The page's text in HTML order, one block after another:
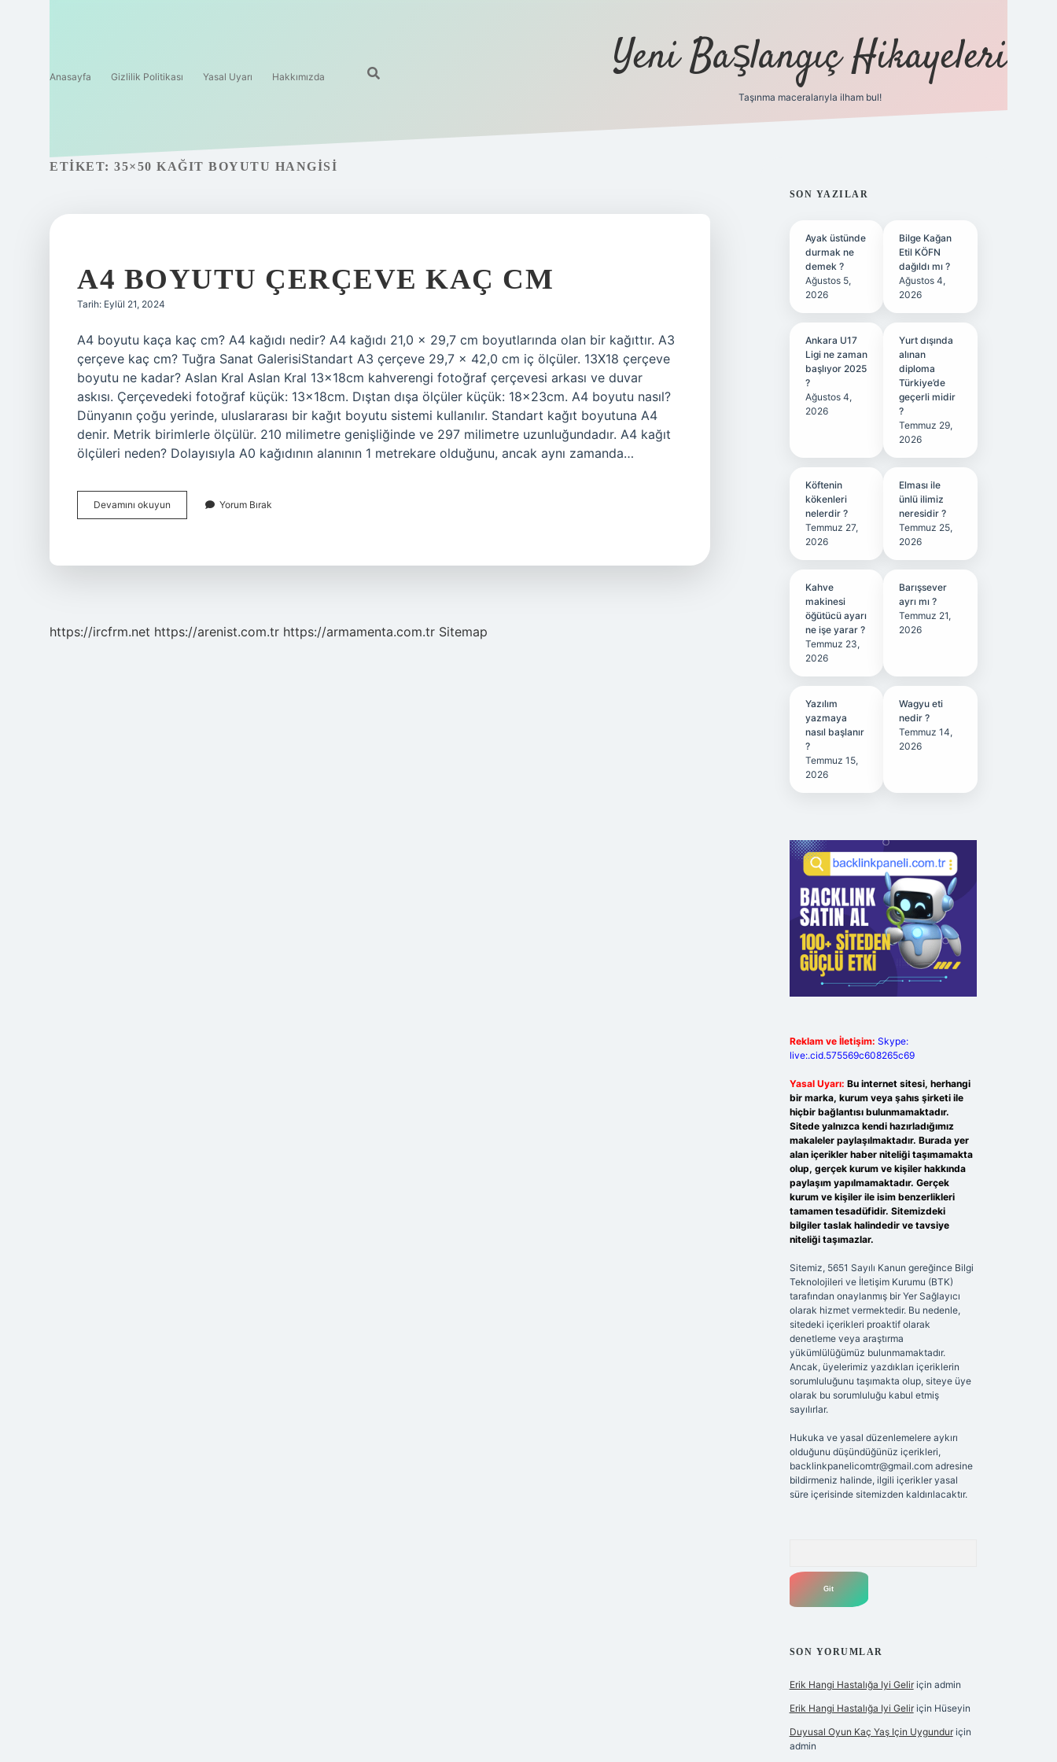
Anasayfa Gizlilik Politikası Yasal Uyarı Hakkımızda Yeni Başlangıç Hikayeleri
Taşınma maceralarıyla ilham bul!
ETIKET: 35×50 KAĞIT BOYUTU HANGISI
A4 BOYUTU ÇERÇEVE KAÇ CM
Tarih: Eylül 21, 2024
A4 boyutu kaça kaç cm? A4 kağıdı nedir? A4 kağıdı 21,0 x 29,7 cm boyutlarında olan bir kağıttır. A3
çerçeve kaç cm? Tuğra Sanat GalerisiStandart A3 çerçeve 29,7 x 42,0 cm iç ölçüler. 13X18 çerçeve
boyutu ne kadar? Aslan Kral Aslan Kral 13x18cm kahverengi fotoğraf çerçevesi arkası ve duvar
askısı. Çerçevedeki fotoğraf küçük: 13x18cm. Dıştan dışa ölçüler küçük: 18x23cm. A4 boyutu nasıl?
Dünyanın çoğu yerinde, uluslararası bir kağıt boyutu sistemi kullanılır. Standart kağıt boyutuna A4
denir. Metrik birimlerle ölçülür. 210 milimetre genişliğinde ve 297 milimetre uzunluğundadır. A4 kağıt
ölçüleri neden? Dolayısıyla A0 kağıdının alanının 1 metrekare olduğunu, ancak aynı zamanda…
Devamını okuyun
Boyutu
Yorum Bırak
https://ircfrm.net https://arenist.com.tr https://armamenta.com.tr Sitemap
SIDEBAR
SON YAZILAR
Ayak üstünde
durmak ne
demek ?
Ağustos 5,
2026
Bilge Kağan
Etil KÖFN
dağıldı mı ?
Ağustos 4,
2026
Ankara U17
Ligi ne zaman
başlıyor 2025
?
Ağustos 4,
2026
Yurt dışında
alınan
diploma
Türkiye’de
geçerli midir
?
Temmuz 29,
2026
Köftenin
kökenleri
nelerdir ?
Temmuz 27,
2026
Elması ile
ünlü ilimiz
neresidir ?
Temmuz 25,
2026
Kahve
makinesi
öğütücü ayarı
ne işe yarar ?
Temmuz 23,
2026
Barışsever
ayrı mı ?
Temmuz 21,
2026
Yazılım
yazmaya
nasıl başlanır
?
Temmuz 15,
2026
Wagyu eti
nedir ?
Temmuz 14,
2026
Reklam ve İletişim: Skype:
live:.cid.575569c608265c69
Yasal Uyarı: Bu internet sitesi, herhangi
bir marka, kurum veya şahıs şirketi ile
hiçbir bağlantısı bulunmamaktadır.
Sitede yalnızca kendi hazırladığımız
makaleler paylaşılmaktadır. Burada yer
alan içerikler haber niteliği taşımamakta
olup, gerçek kurum ve kişiler hakkında
paylaşım yapılmamaktadır. Gerçek
kurum ve kişiler ile isim benzerlikleri
tamamen tesadüfidir. Sitemizdeki
bilgiler taslak halindedir ve tavsiye
niteliği taşımazlar.
Sitemiz, 5651 Sayılı Kanun gereğince Bilgi
Teknolojileri ve İletişim Kurumu (BTK)
tarafından onaylanmış bir Yer Sağlayıcı
olarak hizmet vermektedir. Bu nedenle,
sitedeki içerikleri proaktif olarak
denetleme veya araştırma
yükümlülüğümüz bulunmamaktadır.
Ancak, üyelerimiz yazdıkları içeriklerin
sorumluluğunu taşımakta olup, siteye üye
olarak bu sorumluluğu kabul etmiş
sayılırlar.
Hukuka ve yasal düzenlemelere aykırı
olduğunu düşündüğünüz içerikleri,
backlinkpanelicomtr@gmail.comadresine
bildirmeniz halinde, ilgili içerikler yasal
süre içerisinde sitemizden kaldırılacaktır.
SON YORUMLAR
Erik Hangi Hastalığa Iyi Geliriçin admin
Erik Hangi Hastalığa Iyi Geliriçin Hüseyin
Duyusal Oyun Kaç Yaş Için Uygunduriçin
admin